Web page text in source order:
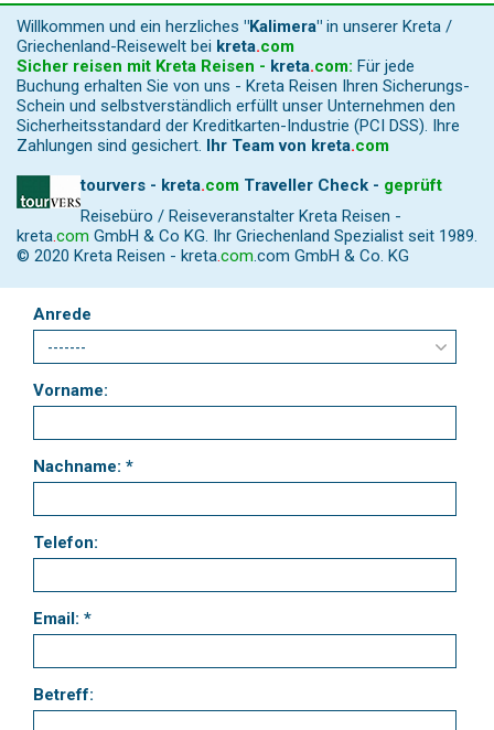
Willkommen und ein herzliches "Kalimera" in unserer Kreta /
Griechenland-Reisewelt bei kreta.com
Sicher reisen mit Kreta Reisen - kreta.com: Für jede
Buchung erhalten Sie von uns - Kreta Reisen Ihren Sicherungs-
Schein und selbstverständlich erfüllt unser Unternehmen den
Sicherheitsstandard der Kreditkarten-Industrie (PCI DSS). Ihre
Zahlungen sind gesichert. Ihr Team von kreta.com
tourvers - kreta.com Traveller Check - geprüft
Reisebüro / Reiseveranstalter Kreta Reisen -
kreta.com GmbH & Co KG. Ihr Griechenland Spezialist seit 1989.
© 2020 Kreta Reisen - kreta.com.com GmbH & Co. KG
Anrede
Vorname:
Nachname: *
Telefon:
Email: *
Betreff: